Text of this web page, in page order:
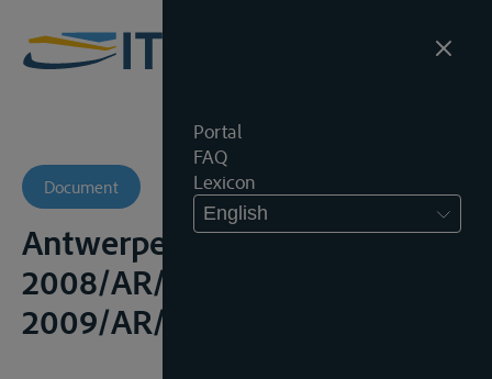
Portal
FAQ
Lexicon
English
Document
Antwerpen, 21 mei 2012,
2008/AR/2077 en
2009/AR/1950, onuitg.